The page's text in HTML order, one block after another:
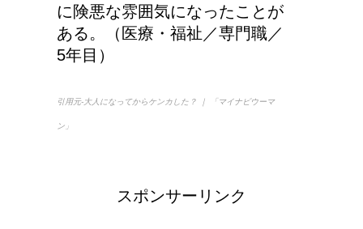
に険悪な雰囲気になったことが
ある。（医療・福祉／専門職／
5年目）
引用元-大人になってからケンカした？ ｜ 「マイナビウーマ
ン」
スポンサーリンク